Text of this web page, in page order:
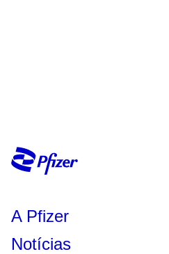
A Pfizer
Notícias